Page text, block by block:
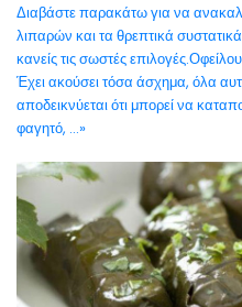
Διαβάστε παρακάτω για να
λιπαρών και τα θρεπτικά
κανείς τις σωστές
Έχει ακούσει τόσα άσχημα, όλα
αποδεικνύεται ότι μπορεί να
φαγητό, ...»